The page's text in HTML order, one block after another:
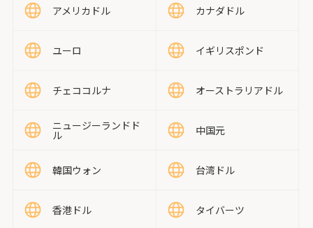
アメリカドル カナダドル
ユーロ イギリスポンド
チェココルナ オーストラリアドル
ニュージーランドド
ル 中国元
韓国ウォン 台湾ドル
香港ドル タイバーツ